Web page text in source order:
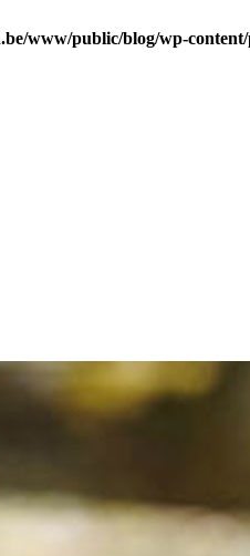
www/public/blog/wp-